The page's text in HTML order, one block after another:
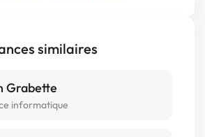
similaires
Grabette
informatique